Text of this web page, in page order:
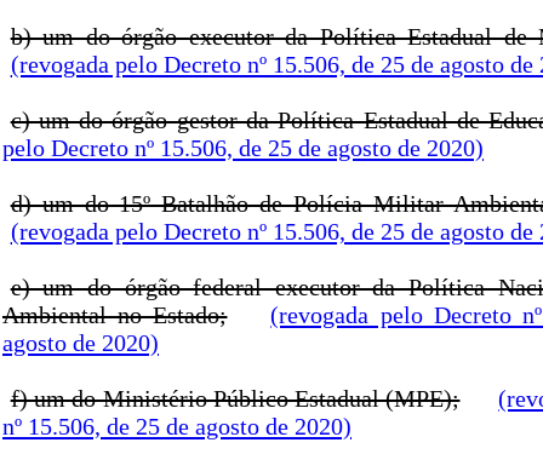
b) um do órgão executor da Política Estadual de
(revogada pelo Decreto nº 15.506, de 25 de agosto de
c) um do órgão gestor da Política Estadual de
pelo Decreto nº 15.506, de 25 de agosto de 2020)
d) um do 15º Batalhão de Polícia Militar
(revogada pelo Decreto nº 15.506, de 25 de agosto de
e) um do órgão federal executor da Política
Ambiental no Estado;
(revogada pelo Decreto
agosto de 2020)
f) um do Ministério Público Estadual (MPE);
nº 15.506, de 25 de agosto de 2020)